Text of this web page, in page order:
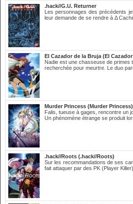
.hack//G.U. Returner
Les personnages des précédents
leur demande de se rendre à Δ
El Cazador de la Bruja (El
Nadie est une chasseuse de primes
recherchée pour meurtre. Le duo
Murder Princess (Murder Princess)
Falis, tueuse à gages, rencontre un
Un phénomène étrange se produit
.hack//Roots (.hack//Roots)
Sur les recommandations de ses
fait attaquer par des PK (Player